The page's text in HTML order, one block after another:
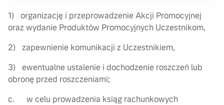
1) organizację i przeprowadzenie Akcji Promocyjnej
oraz wydanie Produktów Promocyjnych Uczestnikom,
2) zapewnienie komunikacji z Uczestnikiem,
3) ewentualne ustalenie i dochodzenie roszczeń lub
obronę przed roszczeniami;
c. w celu prowadzenia ksiąg rachunkowych